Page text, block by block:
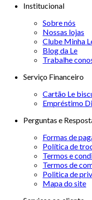
Institucional
Sobre nós
Nossas lojas
Clube Minha
Blog da Le
Trabalhe
Serviço Financeiro
Cartão Le
Empréstimo
Perguntas e
Formas de
Política de
Termos e
Termos de
Politica de
Mapa do site